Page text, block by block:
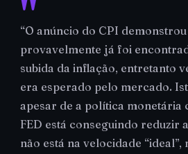
“O anúncio do CPI demonstrou
provavelmente já foi
subida da inflação, entretanto
era esperado pelo mercado.
apesar de a política monetária
FED está conseguindo reduzir
não está na velocidade